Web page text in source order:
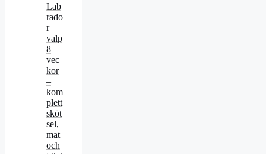
Lab
rado
r
valp
8
vec
kor
–
kom
plett
sköt
sel,
mat
och